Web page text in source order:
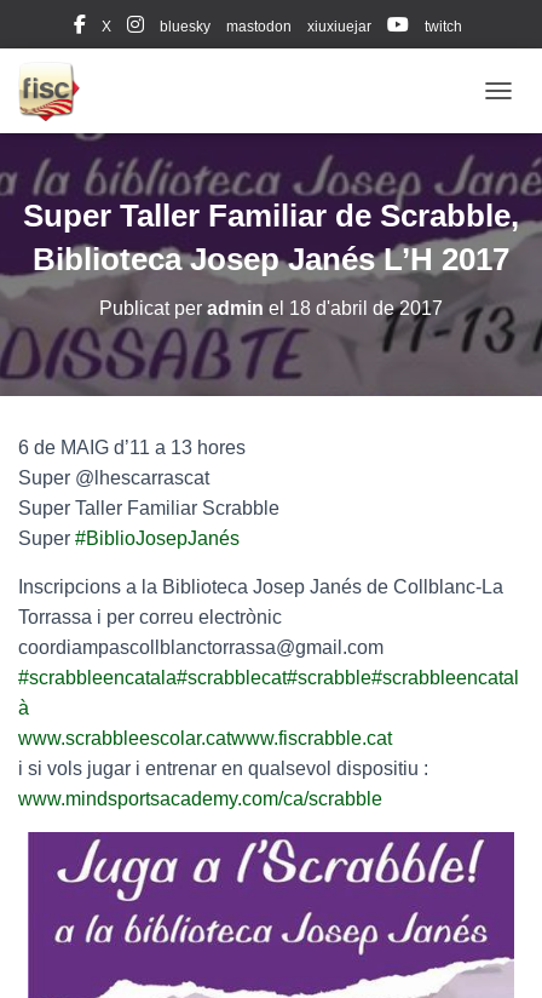
X bluesky mastodon xiuxiuejar twitch
Super Taller Familiar de Scrabble,
Biblioteca Josep Janés L’H 2017
Publicat per admin el 18 d'abril de 2017
6 de MAIG d’11 a 13 hores
Super @lhescarrascat
Super Taller Familiar Scrabble
Super #BiblioJosepJanés
Inscripcions a la Biblioteca Josep Janés de Collblanc-La
Torrassa i per correu electrònic
coordiampascollblanctorrassa@gmail.com
#scrabbleencatala#scrabblecat#scrabble#scrabbleencatal
à
www.scrabbleescolar.catwww.fiscrabble.cat
i si vols jugar i entrenar en qualsevol dispositiu :
www.mindsportsacademy.com/ca/scrabble